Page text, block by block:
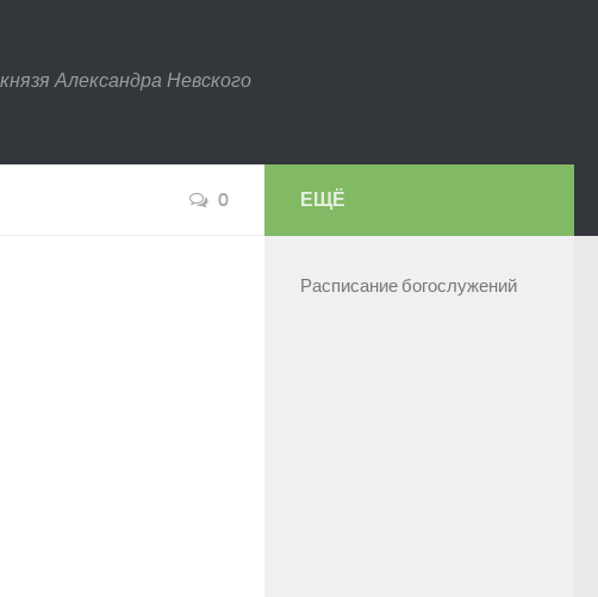
Александра Невского
0 ЕЩЁ
Расписание богослужений